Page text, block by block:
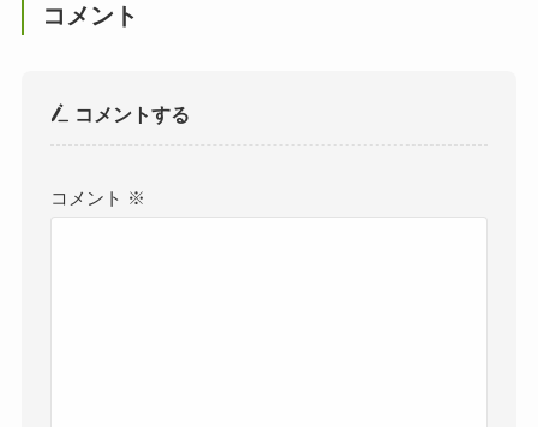
コメント
コメントする
コメント ※